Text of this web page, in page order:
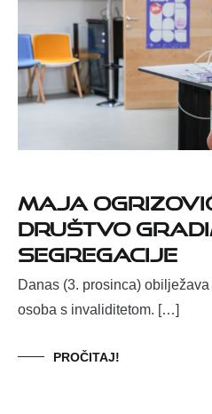
Maja
društvo
segregacije
Danas (3. prosinca)
osoba s invaliditetom. […]
PROČITAJ!